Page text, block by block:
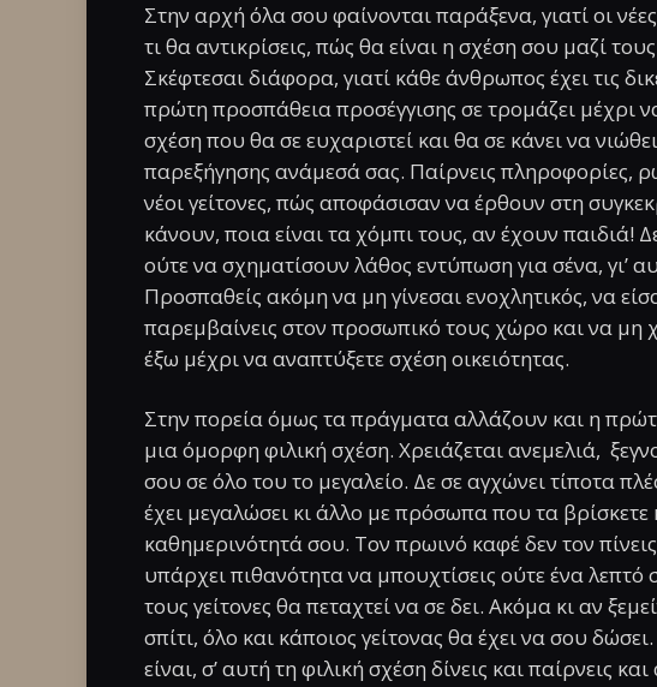
Στην αρχή όλα σου φαίνονται παράξενα, γιατί οι
τι θα αντικρίσεις, πώς θα είναι η σχέση σου μαζί
Σκέφτεσαι διάφορα, γιατί κάθε άνθρωπος έχει τις
πρώτη προσπάθεια προσέγγισης σε τρομάζει μέχρι
σχέση που θα σε ευχαριστεί και θα σε κάνει να
παρεξήγησης ανάμεσά σας. Παίρνεις πληροφορίες,
νέοι γείτονες, πώς αποφάσισαν να έρθουν στη
κάνουν, ποια είναι τα χόμπι τους, αν έχουν παιδιά!
ούτε να σχηματίσουν λάθος εντύπωση για σένα, γι’
Προσπαθείς ακόμη να μη γίνεσαι ενοχλητικός, να
παρεμβαίνεις στον προσωπικό τους χώρο και να μη
έξω μέχρι να αναπτύξετε σχέση οικειότητας.
Στην πορεία όμως τα πράγματα αλλάζουν και η
μια όμορφη φιλική σχέση. Χρειάζεται ανεμελιά,
σου σε όλο του το μεγαλείο. Δε σε αγχώνει τίποτα
έχει μεγαλώσει κι άλλο με πρόσωπα που τα βρίσκετε
καθημερινότητά σου. Τον πρωινό καφέ δεν τον
υπάρχει πιθανότητα να μπουχτίσεις ούτε ένα λεπτό
τους γείτονες θα πεταχτεί να σε δει. Ακόμα κι αν
σπίτι, όλο και κάποιος γείτονας θα έχει να σου
είναι, σ’ αυτή τη φιλική σχέση δίνεις και παίρνεις